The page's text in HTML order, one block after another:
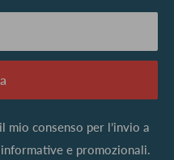
mio consenso per l’invio a
e promozionali.